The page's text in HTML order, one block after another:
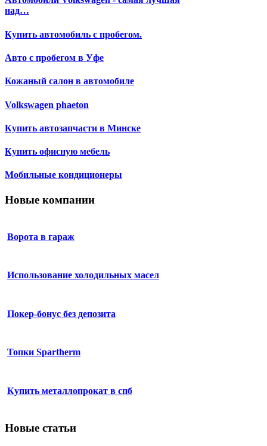
над…
Купить автомобиль с пробегом.
Авто с пробегом в Уфе
Кожаный салон в автомобиле
Volkswagen phaeton
Купить автозапчасти в Минске
Купить офисную мебель
Мобильные кондиционеры
Новые компании
Ворота в гараж
Использование холодильных масел
Покер-бонус без депозита
Топки Spartherm
Купить металлопрокат в спб
Новые статьи